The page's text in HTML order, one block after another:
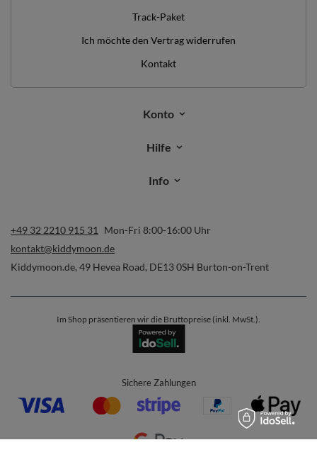
Track-Paket
Ich möchte den Vertrag widerrufen
Kontakt
Konto
Hilfe
Info
+49 32 2210 915 31
Mon-Fri 8:00-16:00 Uhr
kontakt@kiddymoon.de
Kiddymoon.de, 49 Hevea Road, DE13 0SH Burton-on-Trent
Im Shop präsentieren wir die Bruttopreise (inkl. MwSt.).
Sichere Zahlungen